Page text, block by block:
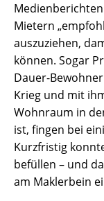
Mietern
auszuziehen,
können. Sogar
Dauer-
Krieg und mit
Wohnraum in
ist, fingen bei
Kurzfristig
befüllen – und
am Maklerbein